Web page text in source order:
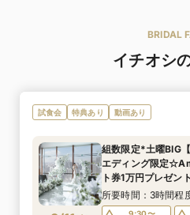
高級フレンチをご堪能ください。
※「マイナビ限定特典」は、マイナ
学・フェア参加予約やお問い合わせ
BRIDAL
イチオシ
試食会 特典あり 動画あり
組数限定*土曜BIG
エディング限定
ト券1万円プレゼン
おススメ*国産牛食
モン・真鯛贅沢5品
所要時間：3時間程